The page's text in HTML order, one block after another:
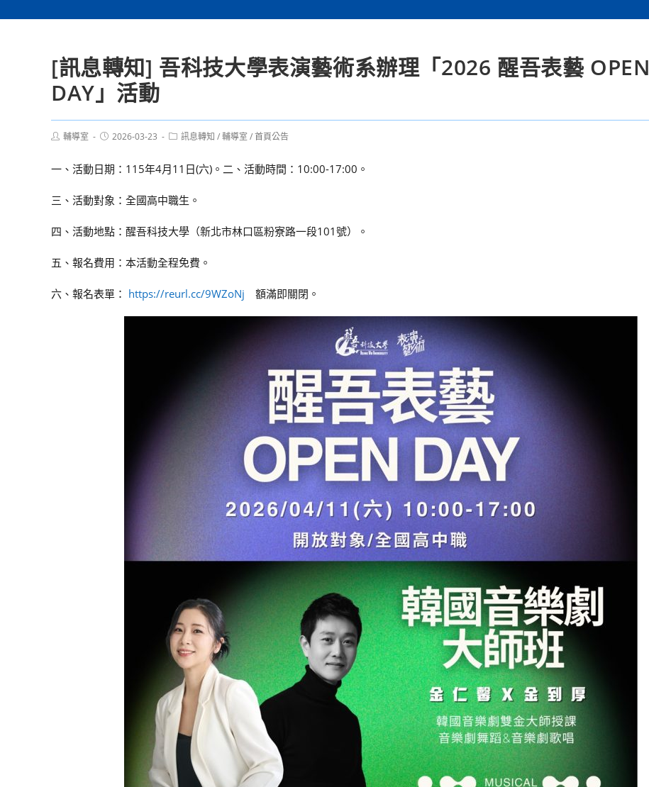
[訊息轉知] 吾科技大學表演藝術系辦理「2026 醒吾表藝 OPEN
DAY」活動
Post輔導室
Post2026-03-23
Post訊息轉知 /輔導室 /首頁公告
一、活動日期：115年4月11日(六)。二、活動時間：10:00-17:00。
三、活動對象：全國高中職生。
四、活動地點：醒吾科技大學（新北市林口區粉寮路一段101號）。
五、報名費用：本活動全程免費。
六、報名表單： https://reurl.cc/9WZoNj 額滿即關閉。